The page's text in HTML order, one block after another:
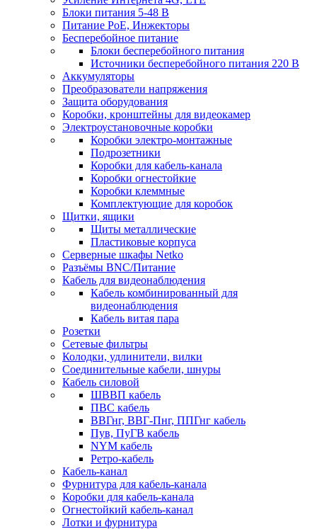
Блоки питания 5-48 В
Питание PoE, Инжекторы
Бесперебойное питание
Блоки бесперебойного питания
Источники бесперебойного питания 220 В
Аккумуляторы
Преобразователи напряжения
Защита оборудования
Коробки, кронштейны для видеокамер
Электроустановочные коробки
Коробки электро-монтажные
Подрозетники
Коробки для кабель-канала
Коробки огнестойкие
Коробки клеммные
Комплектующие для коробок
Щитки, ящики
Щиты металлические
Пластиковые корпуса
Серверные шкафы Netko
Разъёмы BNC/Питание
Кабель для видеонаблюдения
Кабель комбинированный для
видеонаблюдения
Кабель витая пара
Розетки
Сетевые фильтры
Колодки, удлинители, вилки
Соединительные кабели, шнуры
Кабель силовой
ШВВП кабель
ПВС кабель
ВВГнг, ВВГ-Пнг, ППГнг кабель
Пув, ПуГВ кабель
NYM кабель
Ретро-кабель
Кабель-канал
Фурнитура для кабель-канала
Коробки для кабель-канала
Огнестойкий кабель-канал
Лотки и фурнитура